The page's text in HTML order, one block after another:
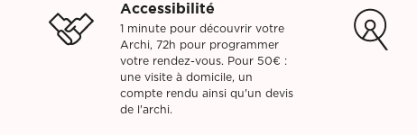
Accessibilité
1 minute pour découvrir votre
Archi, 72h pour programmer
votre rendez-vous. Pour 50€ :
une visite à domicile, un
compte rendu ainsi qu'un devis
de l'archi.